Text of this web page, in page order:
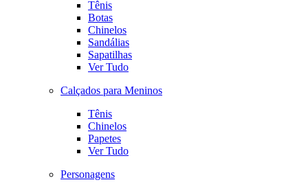
Tênis
Botas
Chinelos
Sandálias
Sapatilhas
Ver Tudo
Calçados para Meninos
Tênis
Chinelos
Papetes
Ver Tudo
Personagens